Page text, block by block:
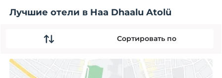
Лучшие отели в Haa Dhaalu Atolü
Сортировать по